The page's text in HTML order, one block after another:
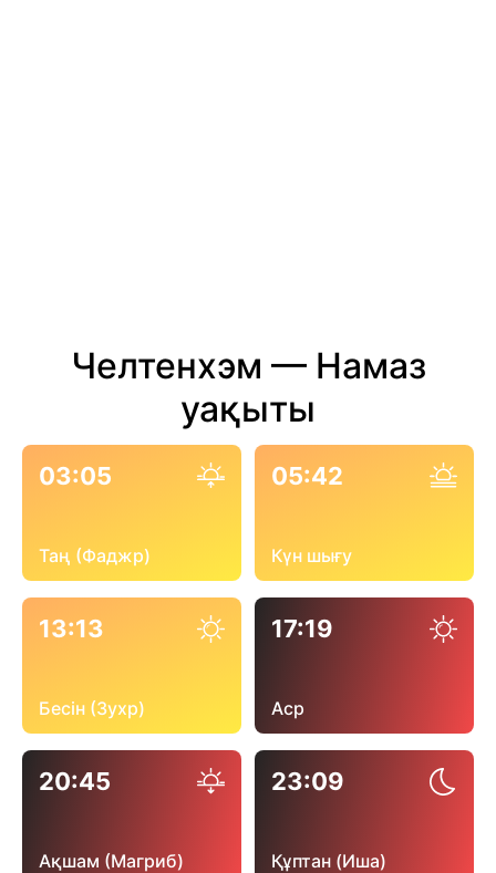
Челтенхэм — Намаз
уақыты
03:05
Таң (Фаджр)
05:42
Күн шығу
13:13
Бесін (Зухр)
17:19
Аср
20:45
Ақшам (Магриб)
23:09
Құптан (Иша)